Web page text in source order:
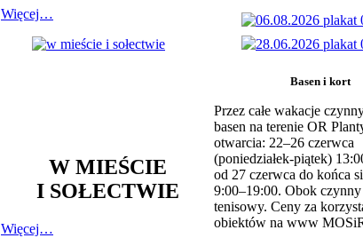
Więcej…
W MIEŚCIE
I SOŁECTWIE
Więcej…
Basen i kort
Przez całe wakacje
basen na terenie OR
otwarcia: 22–26 czerwca
(poniedziałek-piątek)
od 27 czerwca do końca
9:00–19:00. Obok
tenisowy. Ceny za
obiektów na www